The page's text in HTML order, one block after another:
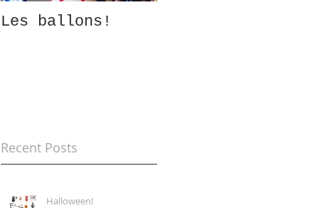
Les ballons!
Recent Posts
Halloween!